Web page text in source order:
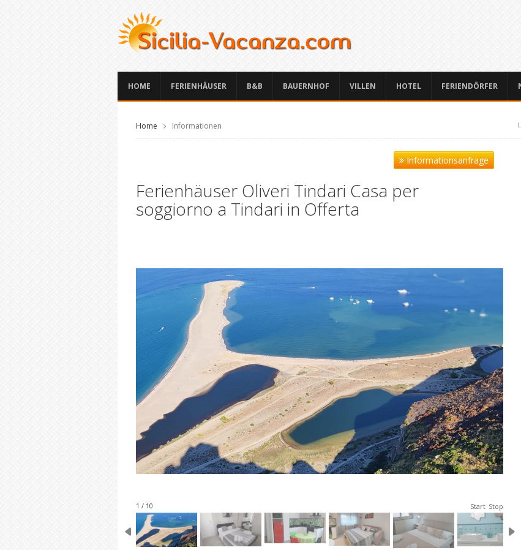
HOME FERIENHÄUSER B&B BAUERNHOF VILLEN HOTEL FERIENDÖRFER
Home Informationen
Informationsanfrage
Ferienhäuser Oliveri Tindari Casa per
soggiorno a Tindari in Offerta
1 / 10 Start Stop